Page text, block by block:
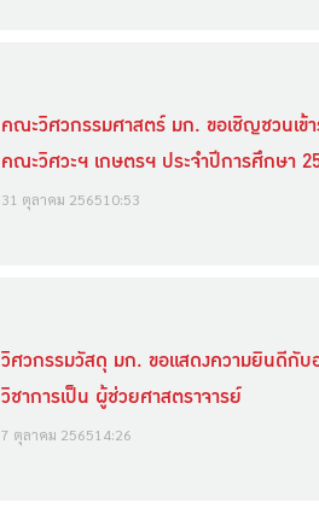
คณะวิศวกรรมศาสตร์ มก. ขอเชิญชวนเ
คณะวิศวะฯ เกษตรฯ ประจำปีการศึกษา
31 ตุลาคม 256510:53
วิศวกรรมวัสดุ มก. ขอแสดงความยินดีกับ
วิชาการเป็น ผู้ช่วยศาสตราจารย์
7 ตุลาคม 256514:26